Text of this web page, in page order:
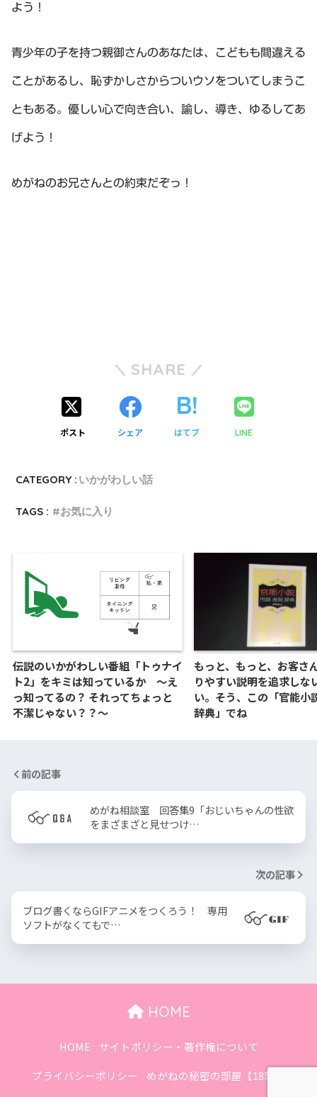
よう！
青少年の子を持つ親御さんのあなたは、こどもも間違える
ことがあるし、恥ずかしさからついウソをついてしまうこ
ともある。優しい心で向き合い、諭し、導き、ゆるしてあ
げよう！
めがねのお兄さんとの約束だぞっ！
SHARE
ポスト シェア はてブ LINE
CATEGORY : いかがわしい話
TAGS : お気に入り
伝説のいかがわしい番組「トゥナイ
ト2」をキミは知っているか ～え
っ知ってるの？ それってちょっと
不潔じゃない？？～
もっと、もっと、お客さ
りやすい説明を追求しな
い。そう、この「官能小
辞典」でね
前の記事
めがね相談室 回答集9「おじいちゃんの性欲
をまざまざと見せつけ…
次の記事
ブログ書くならGIFアニメをつくろう！ 専用
ソフトがなくてもで…
HOME
HOME
サイトポリシー・著作権について
プライバシーポリシー
めがねの秘密の部屋【18禁】